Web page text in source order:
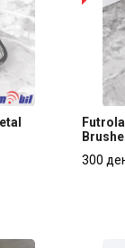
Futrola
300